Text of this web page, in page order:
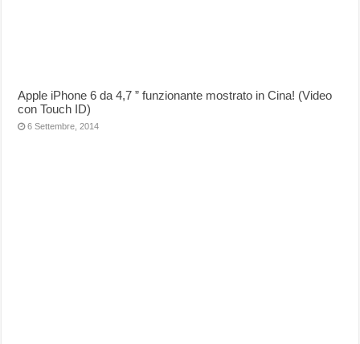
Apple iPhone 6 da 4,7 ” funzionante mostrato in Cina! (Video
con Touch ID)
6 Settembre, 2014